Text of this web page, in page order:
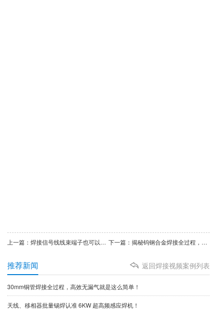
上一篇：焊接信号线线束端子也可以使用超高频焊接机 下一篇：揭秘钨钢合金焊接全过程，看完你也变专家
返回焊接视频案例列表
推荐新闻
30mm铜管焊接全过程，高效无漏气就是这么简单！
天线、移相器批量锡焊认准 6KW 超高频感应焊机！